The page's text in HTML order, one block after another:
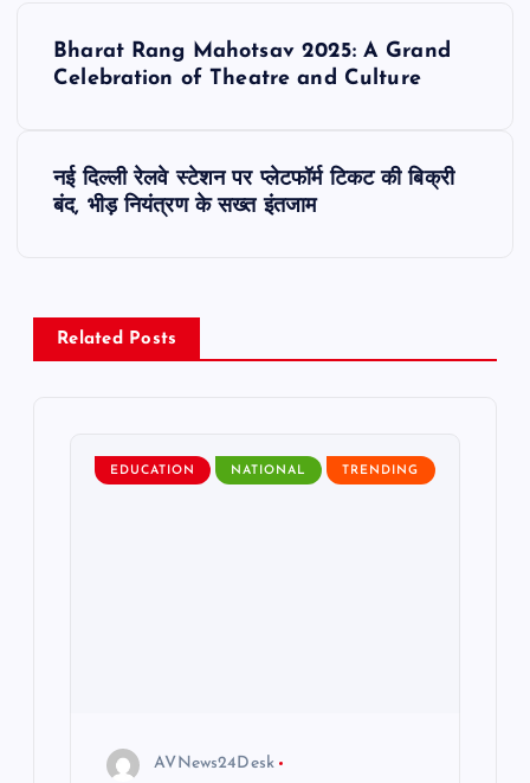
a
v
Bharat Rang Mahotsav 2025: A Grand
Celebration of Theatre and Culture
नई दिल्ली रेलवे स्टेशन पर प्लेटफॉर्म टिकट की बिक्री
बंद, भीड़ नियंत्रण के सख्त इंतजाम
Related Posts
EDUCATION NATIONAL TRENDING
AVNews24Desk